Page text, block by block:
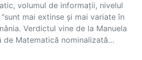
volumul de informații, nivelul
mai extinse și mai variate în
Verdictul vine de la Manuela
de Matematică nominalizată…